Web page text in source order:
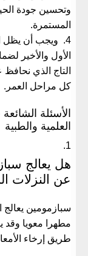
وتحسين جودة
المستمرة.
ويجب أن يظل
الأول والأخير
التاج الذي
كل مراحل العمر.
الأسئلة
العلمية والطبية
هل يعالج
عن النزلات
سبازمومين
مطهرا معويا وقد
طريق إرخاء